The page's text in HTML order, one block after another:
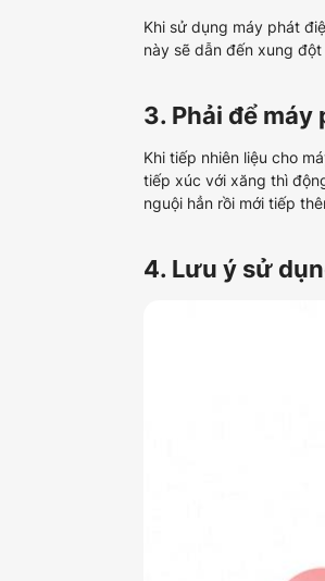
Khi sử dụng máy phát
này sẽ dẫn đến xung
3. Phải để
Khi tiếp nhiên liệu cho
tiếp xúc với xăng thì
nguội hẳn rồi mới tiếp
4. Lưu ý sử